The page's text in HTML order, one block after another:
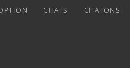
CHATS CHATONS